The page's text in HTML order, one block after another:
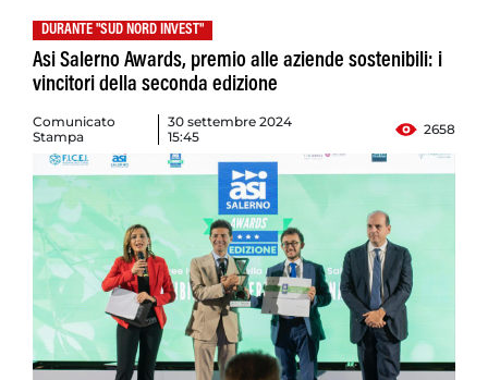
DURANTE "SUD NORD INVEST"
Asi Salerno Awards, premio alle aziende sostenibili: i
vincitori della seconda edizione
Comunicato
Stampa
30 settembre 2024
15:45
2658